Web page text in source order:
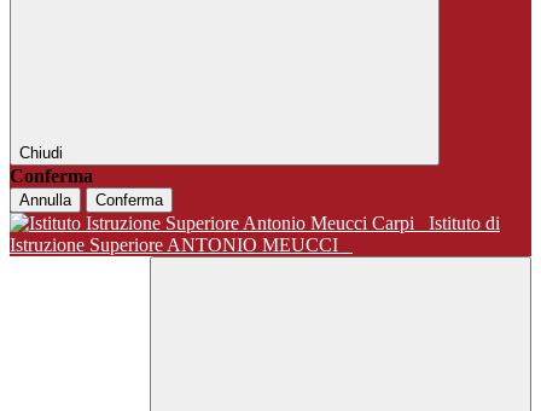
Chiudi
Conferma
Annulla Conferma
Istituto di
Istruzione Superiore ANTONIO MEUCCI